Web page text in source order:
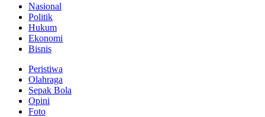
Nasional
Politik
Hukum
Ekonomi
Bisnis
Peristiwa
Olahraga
Sepak Bola
Opini
Foto